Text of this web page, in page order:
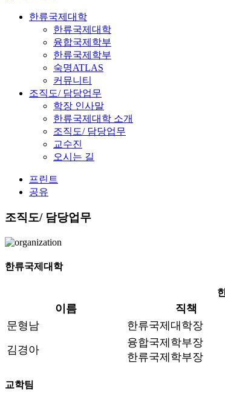
한류국제대학
한류국제대학
융합국제학부
한류국제학부
숙명ATLAS
커뮤니티
조직도/ 담당업무
학장 인사말
한류국제대학 소개
조직도/ 담당업무
교수진
오시는 길
프린트
공유
조직도/ 담당업무
한류국제대학
이름 직책
문형남
한류국제대학장
김경아
융합국제학부장
한류국제학부장
교학팀